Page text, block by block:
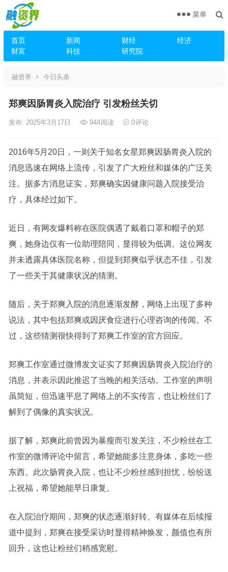
首页 新闻 财经
经济
财富
科技 研究院
菜单
融资界 今日头条
郑爽因肠胃炎入院治疗 引发粉丝关切
发布: 2025年3月17日 944阅读 0评论
2016年5月20日，一则关于知名女星郑爽因肠胃炎入院的
消息迅速在网络上流传，引发了广大粉丝和媒体的广泛关
注。据多方消息证实，郑爽确实因健康问题入院接受治
疗，具体经过如下。
近日，有网友爆料称在医院偶遇了戴着口罩和帽子的郑
爽，她身边仅有一位助理陪同，显得较为低调。这位网友
并未透露具体医院名称，但提到郑爽似乎状态不佳，引发
了一些关于其健康状况的猜测。
随后，关于郑爽入院的消息逐渐发酵，网络上出现了多种
说法，其中包括郑爽或因厌食症进行心理咨询的传闻。不
过，这些猜测很快得到了郑爽工作室的官方回应。
郑爽工作室通过微博发文证实了郑爽因肠胃炎入院治疗的
消息，并表示因此推迟了当晚的相关活动。工作室的声明
虽简短，但迅速平息了网络上的不实传言，也让粉丝们了
解到了偶像的真实状况。
据了解，郑爽此前曾因为暴瘦而引发关注，不少粉丝在工
作室的微博评论中留言，希望她能多注意身体，多吃一些
东西。此次肠胃炎入院，也让不少粉丝感到担忧，纷纷送
上祝福，希望她能早日康复。
在入院治疗期间，郑爽的状态逐渐好转。有媒体在后续报
道中提到，郑爽在接受采访时显得精神焕发，颜值也有所
回升，这也让粉丝们稍感宽慰。